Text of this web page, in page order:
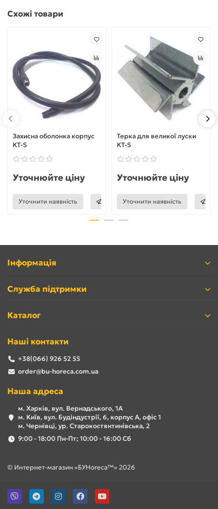
Схожі товари
Захисна оболонка корпус
КТ-S
Уточнюйте ціну
Уточнити наявність
Терка для великої луски
КТ-S
Уточнюйте ціну
Уточнити наявність
Інформація
Служба підтримки
Каталог
Наші контакти
+38(066) 926 52 55
order@bu-horeca.com.ua
Наша адреса
м. Харків, вул. Вернадського, 1А
м. Київ, вул. Будіндустрії, 6, корпус А, офіс 1
м. Чернівці, ур. Старокостянтинівська, 2
9:00 - 18:00 Пн-Пт; 10:00 - 16:00 Сб
© Интернет-магазин «БУHoreca™» 2026